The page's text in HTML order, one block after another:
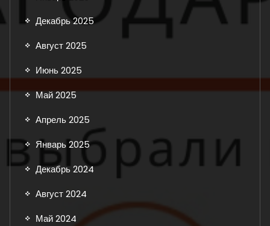
Декабрь 2025
Август 2025
Июнь 2025
Май 2025
Апрель 2025
Январь 2025
Декабрь 2024
Август 2024
Май 2024